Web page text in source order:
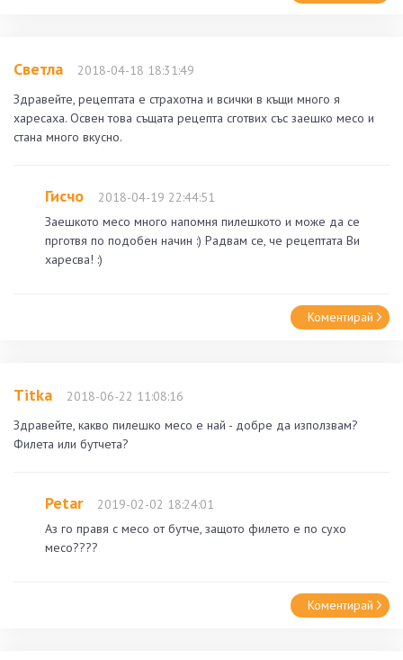
Светла
2018-04-18 18:31:49
Здравейте, рецептата е страхотна и всички в къщи много я
харесаха. Освен това същата рецепта сготвих със заешко месо и
стана много вкусно.
Гисчо
2018-04-19 22:44:51
Заешкото месо много напомня пилешкото и може да се
прготвя по подобен начин :) Радвам се, че рецептата Ви
харесва! :)
Коментирай
Titka
2018-06-22 11:08:16
Здравейте, какво пилешко месо е най - добре да използвам?
Филета или бутчета?
Petar
2019-02-02 18:24:01
Аз го правя с месо от бутче, защото филето е по сухо
месо????
Коментирай